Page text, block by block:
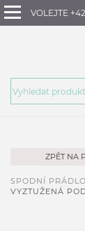
VOLEJTE
ZPĚT NA
SPODNÍ
VYZTUŽENÁ